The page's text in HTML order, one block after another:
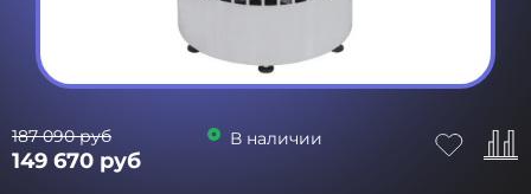
149 670 руб
187 090 руб В наличии